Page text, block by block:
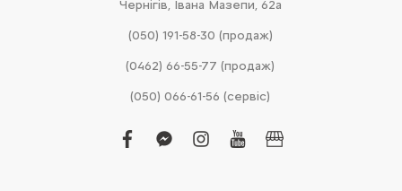
Чернігів, Івана Мазепи, 62а
(050) 191-58-30 (продаж)
(0462) 66-55-77 (продаж)
(050) 066-61-56 (сервіс)
facebook
facebook-
instagram
youtubebusiness